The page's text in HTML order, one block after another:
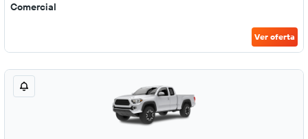
Comercial
Ver oferta